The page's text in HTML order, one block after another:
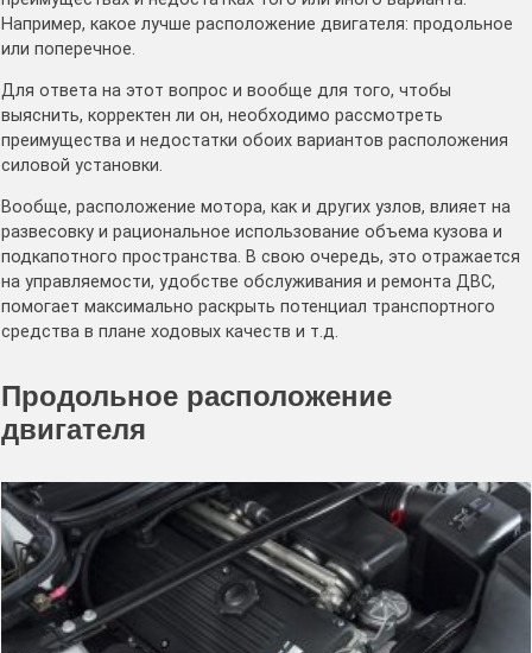
Например, какое лучше расположение двигателя: продольное
или поперечное.
Для ответа на этот вопрос и вообще для того, чтобы
выяснить, корректен ли он, необходимо рассмотреть
преимущества и недостатки обоих вариантов расположения
силовой установки.
Вообще, расположение мотора, как и других узлов, влияет на
развесовку и рациональное использование объема кузова и
подкапотного пространства. В свою очередь, это отражается
на управляемости, удобстве обслуживания и ремонта ДВС,
помогает максимально раскрыть потенциал транспортного
средства в плане ходовых качеств и т.д.
Продольное расположение
двигателя